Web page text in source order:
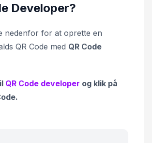
Developer?
nedenfor for at oprette en
QR Code med QR Code
QR Code developer og klik på